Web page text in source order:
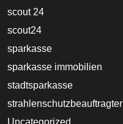
scout 24
scout24
sparkasse
sparkasse immobilien
stadtsparkasse
strahlenschutzbeauftragter